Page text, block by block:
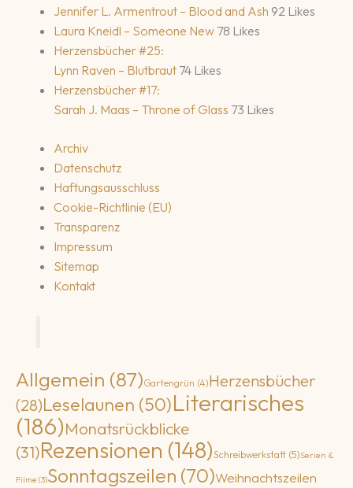
Jennifer L. Armentrout – Blood and Ash 92 Likes
Laura Kneidl – Someone New 78 Likes
Herzensbücher #25:
Lynn Raven – Blutbraut 74 Likes
Herzensbücher #17:
Sarah J. Maas – Throne of Glass 73 Likes
Archiv
Datenschutz
Haftungsausschluss
Cookie-Richtlinie (EU)
Transparenz
Impressum
Sitemap
Kontakt
Allgemein (87)Gartengrün (4)Herzensbücher
(28)Leselaunen (50)Literarisches
(186)Monatsrückblicke
(31)Rezensionen (148)Schreibwerkstatt (5)Serien &
Filme (3)Sonntagszeilen (70)Weihnachtszeilen